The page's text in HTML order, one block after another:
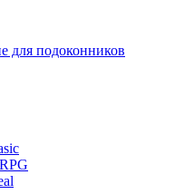
для подоконников